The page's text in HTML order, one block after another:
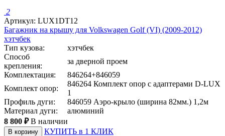
2
Артикул: LUX1DT12
Багажник на крышу для Volkswagen Golf (VI) (2009-2012)
хэтчбек
Тип кузова:
хэтчбек
Способ
крепления:
за дверной проем
Комплектация:
846264+846059
Комплект опор:
846264 Комплект опор с адаптерами D-LUX
1
Профиль дуги:
846059 Аэро-крыло (ширина 82мм.) 1,2м
Материал дуги:
алюминий
8 800 ₽ В наличии
В корзину
КУПИТЬ в 1 КЛИК